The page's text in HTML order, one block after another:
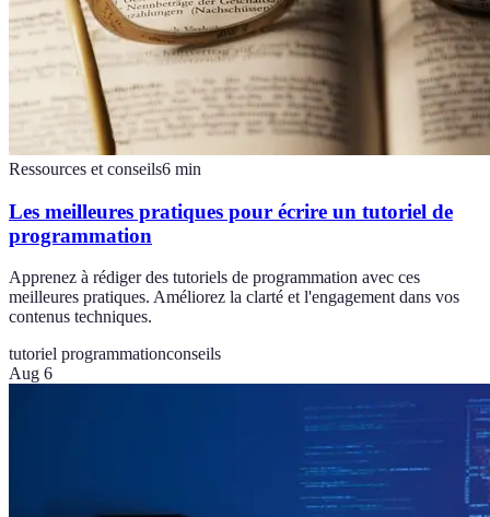
Ressources et conseils6 min
Les meilleures pratiques pour écrire un tutoriel de
programmation
Apprenez à rédiger des tutoriels de programmation avec ces
meilleures pratiques. Améliorez la clarté et l'engagement dans vos
contenus techniques.
tutoriel programmationconseils
Aug 6